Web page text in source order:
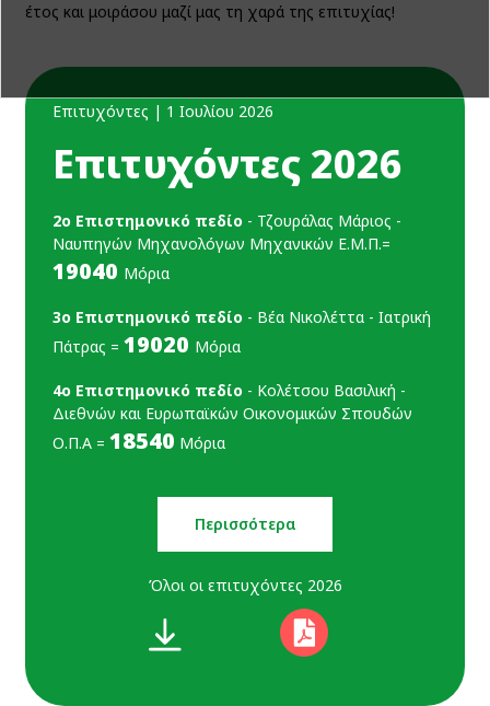
έτος και μοιράσου μαζί μας τη χαρά της επιτυχίας!
προβολή
Επιτυχόντες | 1 Ιουλίου 2026
Επιτυχόντες 2026
2ο Επιστημονικό πεδίο - Τζουράλας Μάριος -
Ναυπηγών Μηχανολόγων Μηχανικών Ε.Μ.Π.=
19040 Μόρια
3ο Επιστημονικό πεδίο - Βέα Νικoλέττα - Ιατρική
Πάτρας = 19020 Μόρια
4ο Επιστημονικό πεδίο - Κολέτσου Βασιλική -
Διεθνών και Ευρωπαϊκών Οικονομικών Σπουδών
Ο.Π.Α = 18540 Μόρια
Περισσότερα
Όλοι οι επιτυχόντες 2026